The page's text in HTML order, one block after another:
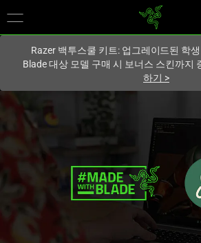
사이트에 있
Razer 백투스쿨 키트: 업그레이드된 학
Blade 대상 모델 구매 시 보너스 스킨까지
하기 >